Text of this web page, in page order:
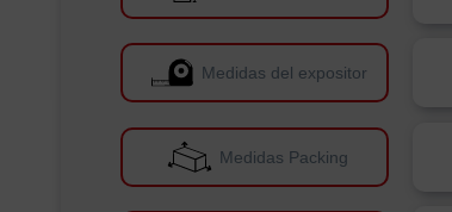
Medidas del expositor
Medidas Packing